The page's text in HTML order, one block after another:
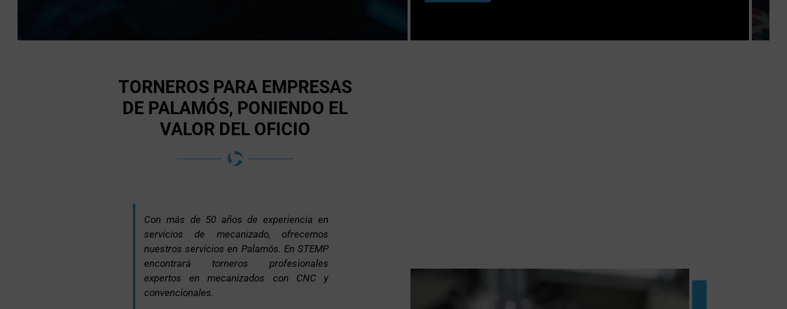
TORNEROS PARA EMPRESAS
DE PALAMÓS, PONIENDO EL
VALOR DEL OFICIO
Con más de 50 años de experiencia en
servicios de mecanizado, ofrecemos
nuestros servicios en Palamós. En STEMP
encontrará torneros profesionales
expertos en mecanizados con CNC y
convencionales.